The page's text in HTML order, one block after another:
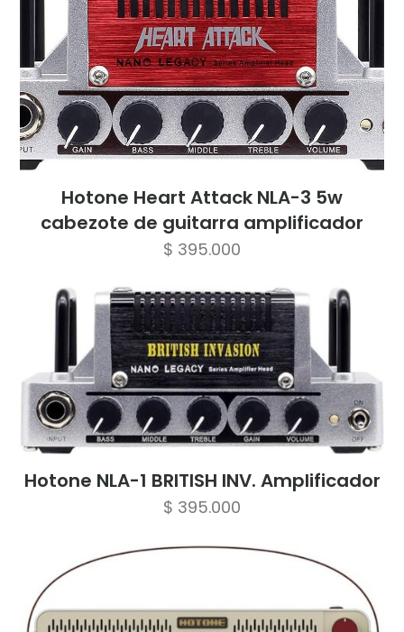
Hotone Heart Attack NLA-3 5w
cabezote de guitarra amplificador
$ 395.000
Hotone NLA-1 BRITISH INV. Amplificador
$ 395.000